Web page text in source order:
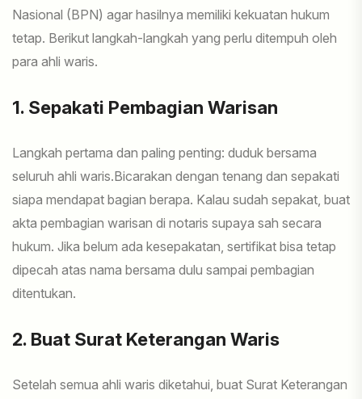
Nasional (BPN) agar hasilnya memiliki kekuatan hukum
tetap. Berikut langkah-langkah yang perlu ditempuh oleh
para ahli waris.
1. Sepakati Pembagian Warisan
Langkah pertama dan paling penting: duduk bersama
seluruh ahli waris.Bicarakan dengan tenang dan sepakati
siapa mendapat bagian berapa. Kalau sudah sepakat, buat
akta pembagian warisan di notaris supaya sah secara
hukum. Jika belum ada kesepakatan, sertifikat bisa tetap
dipecah atas nama bersama dulu sampai pembagian
ditentukan.
2. Buat Surat Keterangan Waris
Setelah semua ahli waris diketahui, buat Surat Keterangan